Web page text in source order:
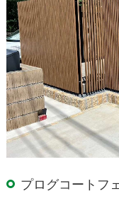
プログコートフ